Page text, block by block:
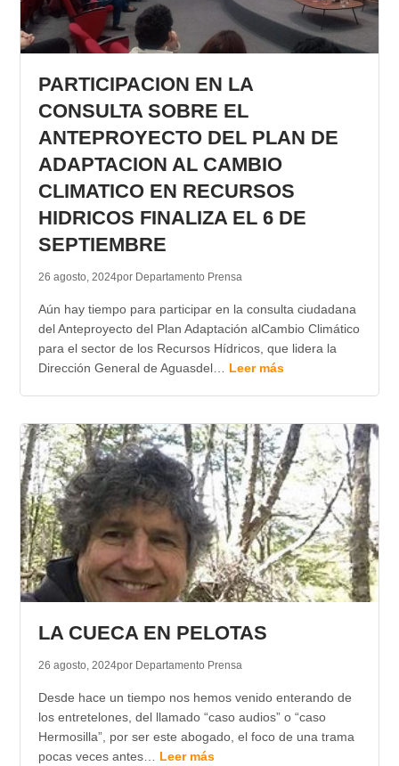
PARTICIPACION EN LA
CONSULTA SOBRE EL
ANTEPROYECTO DEL PLAN DE
ADAPTACION AL CAMBIO
CLIMATICO EN RECURSOS
HIDRICOS FINALIZA EL 6 DE
SEPTIEMBRE
26 agosto, 2024por Departamento Prensa
Aún hay tiempo para participar en la consulta ciudadana
del Anteproyecto del Plan Adaptación alCambio Climático
para el sector de los Recursos Hídricos, que lidera la
Dirección General de Aguasdel… Leer más
LA CUECA EN PELOTAS
26 agosto, 2024por Departamento Prensa
Desde hace un tiempo nos hemos venido enterando de
los entretelones, del llamado “caso audios” o “caso
Hermosilla”, por ser este abogado, el foco de una trama
pocas veces antes… Leer más